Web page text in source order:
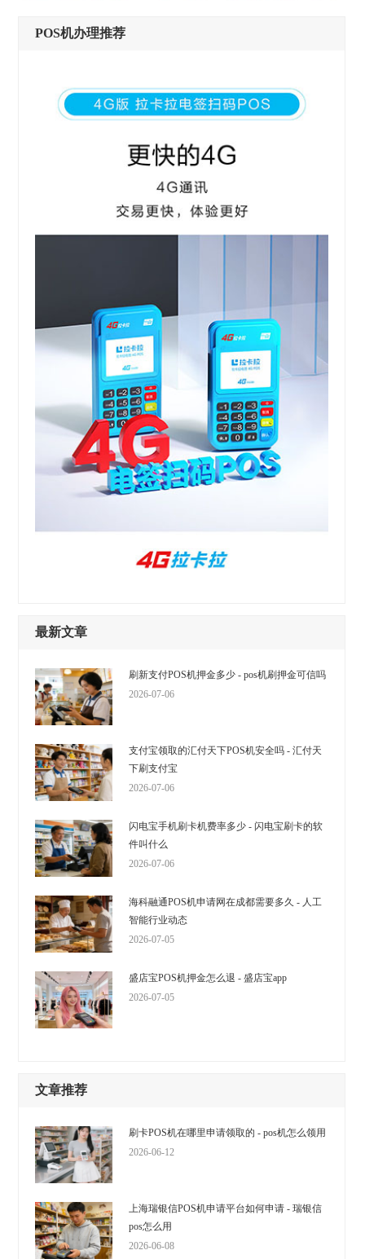
POS机办理推荐
最新文章
刷新支付POS机押金多少 - pos机刷押金可信吗
2026-07-06
支付宝领取的汇付天下POS机安全吗 - 汇付天
下刷支付宝
2026-07-06
闪电宝手机刷卡机费率多少 - 闪电宝刷卡的软
件叫什么
2026-07-06
海科融通POS机申请网在成都需要多久 - 人工
智能行业动态
2026-07-05
盛店宝POS机押金怎么退 - 盛店宝app
2026-07-05
文章推荐
刷卡POS机在哪里申请领取的 - pos机怎么领用
2026-06-12
上海瑞银信POS机申请平台如何申请 - 瑞银信
pos怎么用
2026-06-08